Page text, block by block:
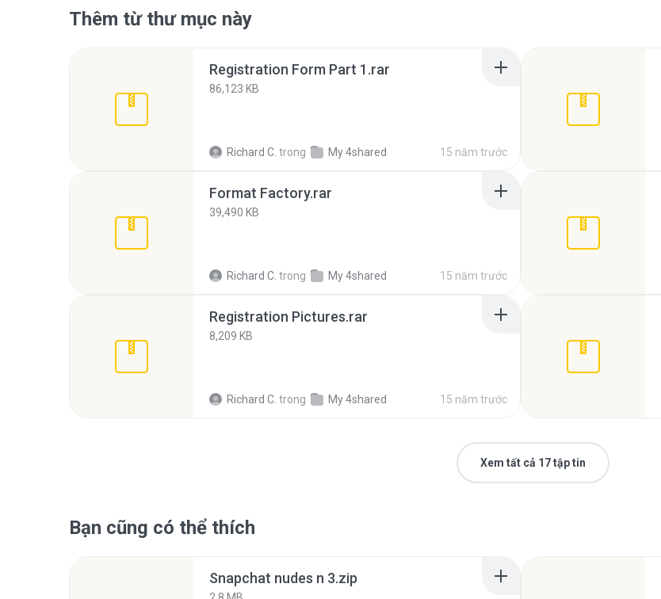
Thêm từ thư mục này
Registration Form Part 1.rar
86,123 KB
Richard C. trong My 4shared 15 năm trước
Format Factory.rar
39,490 KB
Richard C. trong My 4shared 15 năm trước
Registration Pictures.rar
8,209 KB
Richard C. trong My 4shared 15 năm trước
Xem tất cả 17 tập tin
Bạn cũng có thể thích
Snapchat nudes n 3.zip